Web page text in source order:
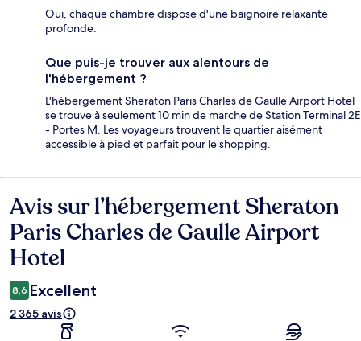
Oui, chaque chambre dispose d'une baignoire relaxante
profonde.
Que puis-je trouver aux alentours de
l'hébergement ?
L'hébergement Sheraton Paris Charles de Gaulle Airport Hotel
se trouve à seulement 10 min de marche de Station Terminal 2E
- Portes M. Les voyageurs trouvent le quartier aisément
accessible à pied et parfait pour le shopping.
Avis
Avis sur l’hébergement Sheraton
Paris Charles de Gaulle Airport
Hotel
8,6 Excellent
2 365 avis